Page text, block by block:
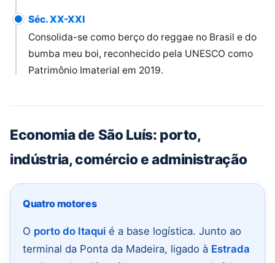
Séc. XX-XXI
Consolida-se como berço do reggae no Brasil e do
bumba meu boi, reconhecido pela UNESCO como
Patrimônio Imaterial em 2019.
Economia de São Luís: porto,
indústria, comércio e administração
Quatro motores
O porto do Itaqui é a base logística. Junto ao
terminal da Ponta da Madeira, ligado à Estrada